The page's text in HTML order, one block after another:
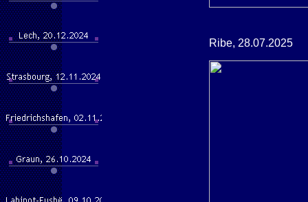
Ribe, 28.07.2025